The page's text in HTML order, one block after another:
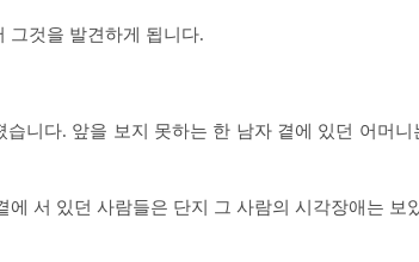
그것을 발견하게 됩니다.
니다. 앞을 보지 못하는 한 남자 곁에 있던 어머니
에 서 있던 사람들은 단지 그 사람의 시각장애는 보